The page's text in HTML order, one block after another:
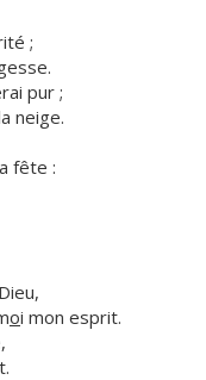
;
pur ;
neige.
fête :
oi mon esprit.